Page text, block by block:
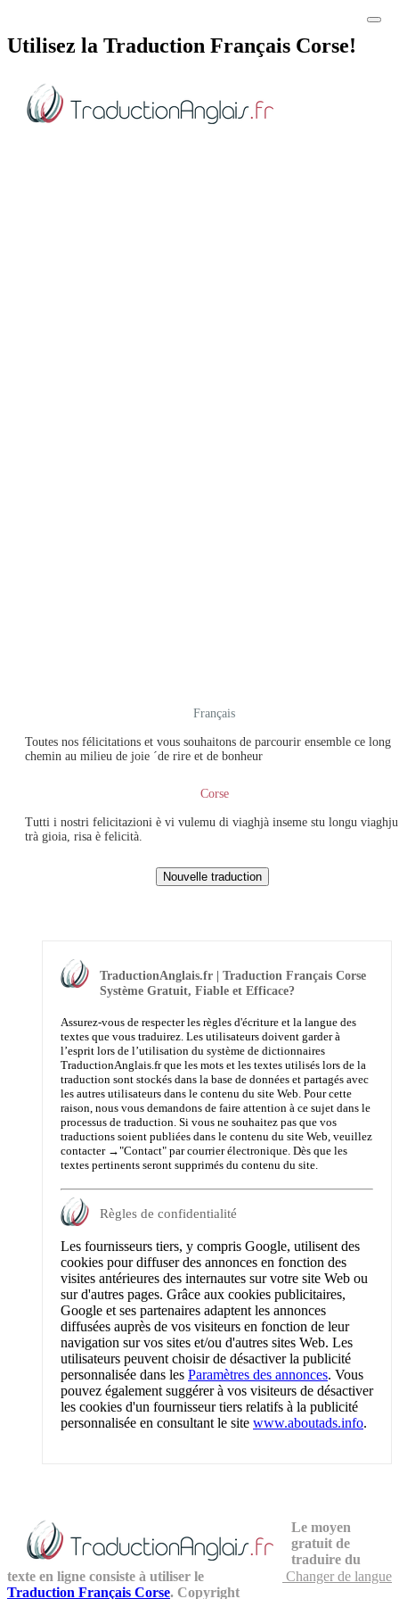
Utilisez la Traduction Français Corse!
Français
Toutes nos félicitations et vous souhaitons de parcourir ensemble ce long
chemin au milieu de joie ´de rire et de bonheur
Corse
Tutti i nostri felicitazioni è vi vulemu di viaghjà inseme stu longu viaghju
trà gioia, risa è felicità.
TraductionAnglais.fr | Traduction Français Corse
Système Gratuit, Fiable et Efficace?
Assurez-vous de respecter les règles d'écriture et la langue des
textes que vous traduirez. Les utilisateurs doivent garder à
l’esprit lors de l’utilisation du système de dictionnaires
TraductionAnglais.fr que les mots et les textes utilisés lors de la
traduction sont stockés dans la base de données et partagés avec
les autres utilisateurs dans le contenu du site Web. Pour cette
raison, nous vous demandons de faire attention à ce sujet dans le
processus de traduction. Si vous ne souhaitez pas que vos
traductions soient publiées dans le contenu du site Web, veuillez
contacter →"Contact" par courrier électronique. Dès que les
textes pertinents seront supprimés du contenu du site.
Règles de confidentialité
Les fournisseurs tiers, y compris Google, utilisent des
cookies pour diffuser des annonces en fonction des
visites antérieures des internautes sur votre site Web ou
sur d'autres pages. Grâce aux cookies publicitaires,
Google et ses partenaires adaptent les annonces
diffusées auprès de vos visiteurs en fonction de leur
navigation sur vos sites et/ou d'autres sites Web. Les
utilisateurs peuvent choisir de désactiver la publicité
personnalisée dans les Paramètres des annonces. Vous
pouvez également suggérer à vos visiteurs de désactiver
les cookies d'un fournisseur tiers relatifs à la publicité
personnalisée en consultant le site www.aboutads.info.
Changer de langue
Le moyen
gratuit de
traduire du
texte en ligne consiste à utiliser le
Traduction Français Corse. Copyright